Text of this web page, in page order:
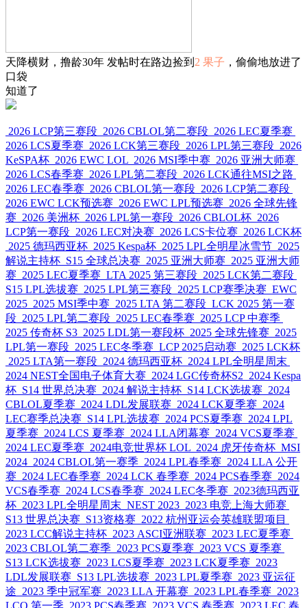
天降横财，撸龄30年 发帖时在路边捡到 2 果子 ，偷偷地放进了
口袋
知道了
2026 LCP第三赛段 2026 CBLOL第二赛段 2026 LEC夏季赛
2026 LCS夏季赛 2026 LCK第三赛段 2026 LPL第三赛段 2026
KeSPA杯 2026 EWC LOL 2026 MSI季中赛 2026 亚洲大师赛
2026 LCS春季赛 2026 LPL第二赛段 2026 LCK通往MSI之路
2026 LEC春季赛 2026 CBLOL第一赛段 2026 LCP第二赛段
2026 EWC LCK预选赛 2026 EWC LPL预选赛 2026 全球先锋
赛 2026 美洲杯 2026 LPL第一赛段 2026 CBLOL杯 2026
LCP第一赛段 2026 LEC对决赛 2026 LCS卡位赛 2026 LCK杯
2025 德玛西亚杯 2025 Kespa杯 2025 LPL全明星冰雪节 2025
解说主持杯 S15 全球总决赛 2025 亚洲大师赛 2025 亚洲大师
赛 2025 LEC夏季赛 LTA 2025 第三赛段 2025 LCK第二赛段
S15 LPL选拔赛 2025 LPL第三赛段 2025 LCP赛季决赛 EWC
2025 2025 MSI季中赛 2025 LTA 第二赛段 LCK 2025 第一赛
段 2025 LPL第二赛段 2025 LEC春季赛 2025 LCP 中赛季
2025 传奇杯 S3 2025 LDL第一赛段杯 2025 全球先锋赛 2025
LPL第一赛段 2025 LEC冬季赛 LCP 2025启动赛 2025 LCK杯
2025 LTA第一赛段 2024 德玛西亚杯 2024 LPL全明星周末
2024 NEST全国电子体育大赛 2024 LGC传奇杯S2 2024 Kespa
杯 S14 世界总决赛 2024 解说主持杯 S14 LCK选拔赛 2024
CBLOL夏季赛 2024 LDL发展联赛 2024 LCK夏季赛 2024
LEC赛季总决赛 S14 LPL选拔赛 2024 PCS夏季赛 2024 LPL
夏季赛 2024 LCS 夏季赛 2024 LLA闭幕赛 2024 VCS夏季赛
2024 LEC夏季赛 2024电竞世界杯 LOL 2024 虎牙传奇杯 MSI
2024 2024 CBLOL第一赛季 2024 LPL春季赛 2024 LLA 公开
赛 2024 LEC春季赛 2024 LCK 春季赛 2024 PCS春季赛 2024
VCS春季赛 2024 LCS春季赛 2024 LEC冬季赛 2023德玛西亚
杯 2023 LPL全明星周末 NEST 2023 2023 电竞上海大师赛
S13 世界总决赛 S13资格赛 2022 杭州亚运会英雄联盟项目
2023 LCC解说主持杯 2023 ASCI亚洲联赛 2023 LEC夏季赛
2023 CBLOL第二赛季 2023 PCS夏季赛 2023 VCS 夏季赛
S13 LCK选拔赛 2023 LCS夏季赛 2023 LCK夏季赛 2023
LDL发展联赛 S13 LPL选拔赛 2023 LPL夏季赛 2023 亚运征
途 2023 季中冠军赛 2023 LLA 开幕赛 2023 LPL春季赛 2023
LCO 第一季 2023 PCS春季赛 2023 VCS 春季赛 2023 LEC 春